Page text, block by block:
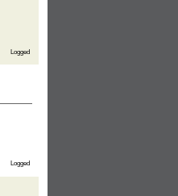
Logged
Logged